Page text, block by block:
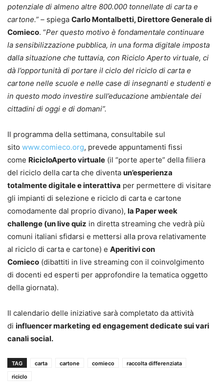
potenziale di almeno altre 800.000 tonnellate di carta e
cartone.” – spiega Carlo Montalbetti, Direttore Generale di
Comieco. “Per questo motivo è fondamentale continuare
la sensibilizzazione pubblica, in una forma digitale imposta
dalla situazione che tuttavia, con Riciclo Aperto virtuale, ci
dà l’opportunità di portare il ciclo del riciclo di carta e
cartone nelle scuole e nelle case di insegnanti e studenti e
in questo modo investire sull’educazione ambientale dei
cittadini di oggi e di domani”.
Il programma della settimana, consultabile sul
sito www.comieco.org, prevede appuntamenti fissi
come RicicloAperto virtuale (il “porte aperte” della filiera
del riciclo della carta che diventa un’esperienza
totalmente digitale e interattiva per permettere di visitare
gli impianti di selezione e riciclo di carta e cartone
comodamente dal proprio divano), la Paper week
challenge (un live quiz in diretta streaming che vedrà più
comuni italiani sfidarsi e mettersi alla prova relativamente
al riciclo di carta e cartone) e Aperitivi con
Comieco (dibattiti in live streaming con il coinvolgimento
di docenti ed esperti per approfondire la tematica oggetto
della giornata).
Il calendario delle iniziative sarà completato da attività
di influencer marketing ed engagement dedicate sui vari
canali social.
TAG carta cartone comieco
raccolta differenziata
riciclo